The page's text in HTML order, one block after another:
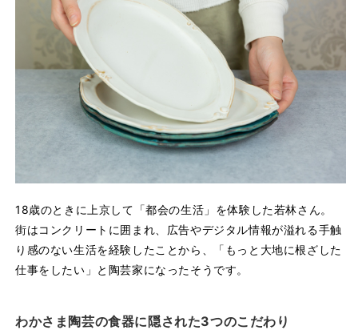
18歳のときに上京して「都会の生活」を体験した若林さん。
街はコンクリートに囲まれ、広告やデジタル情報が溢れる手触
り感のない生活を経験したことから、「もっと大地に根ざした
仕事をしたい」と陶芸家になったそうです。
わかさま陶芸の食器に隠された3つのこだわり